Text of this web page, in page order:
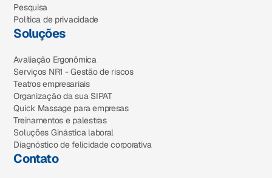
Pesquisa
Política de privacidade
Soluções
Avaliação Ergonômica
Serviços NR1 - Gestão de riscos
Teatros empresariais
Organização da sua SIPAT
Quick Massage para empresas
Treinamentos e palestras
Soluções Ginástica laboral
Diagnóstico de felicidade corporativa
Contato